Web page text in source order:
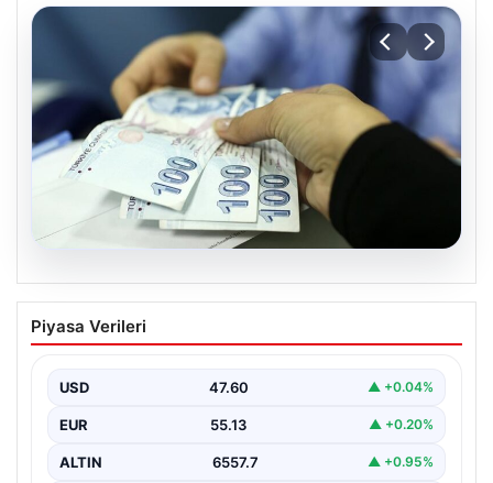
Nisan 2026 Doğum Yardımı Ödemeleri
Başladı: Bakan Göktaş Açıkladı
ailelerin beklediği şekilde hesaplara yatırılmaya devam
ediyor.…
Piyasa Verileri
USD 47.60 ▲ +0.04%
EUR 55.13 ▲ +0.20%
ALTIN 6557.7 ▲ +0.95%